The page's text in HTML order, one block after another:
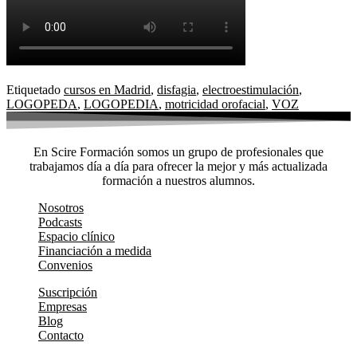
Etiquetado cursos en Madrid, disfagia, electroestimulación,
LOGOPEDA, LOGOPEDIA, motricidad orofacial, VOZ
En Scire Formación somos un grupo de profesionales que
trabajamos día a día para ofrecer la mejor y más actualizada
formación a nuestros alumnos.
Nosotros
Podcasts
Espacio clínico
Financiación a medida
Convenios
Suscripción
Empresas
Blog
Contacto